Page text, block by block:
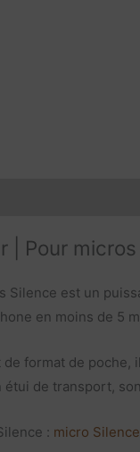
| Pour micros
Silence est un
en moins de 5
format de
de transport,
: micro